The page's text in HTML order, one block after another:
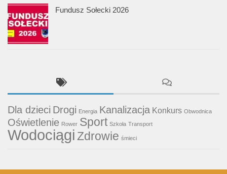
Fundusz Sołecki 2026
Dla dzieci Drogi Energia Kanalizacja Konkurs Obwodnica
Oświetlenie Rower Sport Szkoła Transport
WodociągiZdrowie śmieci